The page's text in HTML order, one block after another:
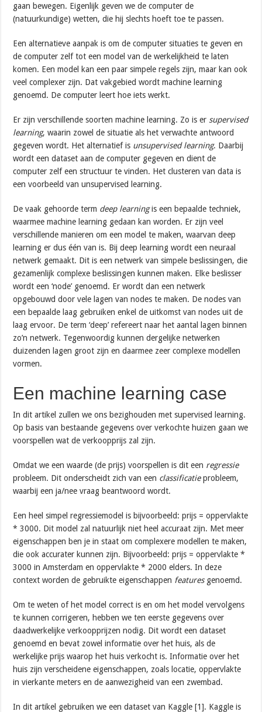
gaan bewegen. Eigenlijk geven we de computer de
(natuurkundige) wetten, die hij slechts hoeft toe te passen.
Een alternatieve aanpak is om de computer situaties te geven en
de computer zelf tot een model van de werkelijkheid te laten
komen. Een model kan een paar simpele regels zijn, maar kan ook
veel complexer zijn. Dat vakgebied wordt machine learning
genoemd. De computer leert hoe iets werkt.
Er zijn verschillende soorten machine learning. Zo is er supervised
learning, waarin zowel de situatie als het verwachte antwoord
gegeven wordt. Het alternatief is unsupervised learning. Daarbij
wordt een dataset aan de computer gegeven en dient de
computer zelf een structuur te vinden. Het clusteren van data is
een voorbeeld van unsupervised learning.
De vaak gehoorde term deep learningis een bepaalde techniek,
waarmee machine learning gedaan kan worden. Er zijn veel
verschillende manieren om een model te maken, waarvan deep
learning er dus één van is. Bij deep learning wordt een neuraal
netwerk gemaakt. Dit is een netwerk van simpele beslissingen, die
gezamenlijk complexe beslissingen kunnen maken. Elke beslisser
wordt een ‘node’ genoemd. Er wordt dan een netwerk
opgebouwd door vele lagen van nodes te maken. De nodes van
een bepaalde laag gebruiken enkel de uitkomst van nodes uit de
laag ervoor. De term ‘deep’ refereert naar het aantal lagen binnen
zo’n netwerk. Tegenwoordig kunnen dergelijke netwerken
duizenden lagen groot zijn en daarmee zeer complexe modellen
vormen.
Een machine learning case
In dit artikel zullen we ons bezighouden met supervised learning.
Op basis van bestaande gegevens over verkochte huizen gaan we
voorspellen wat de verkoopprijs zal zijn.
Omdat we een waarde (de prijs) voorspellen is dit een regressie
probleem. Dit onderscheidt zich van een classificatieprobleem,
waarbij een ja/nee vraag beantwoord wordt.
Een heel simpel regressiemodel is bijvoorbeeld: prijs = oppervlakte
* 3000. Dit model zal natuurlijk niet heel accuraat zijn. Met meer
eigenschappen ben je in staat om complexere modellen te maken,
die ook accurater kunnen zijn. Bijvoorbeeld: prijs = oppervlakte *
3000 in Amsterdam en oppervlakte * 2000 elders. In deze
context worden de gebruikte eigenschappen featuresgenoemd.
Om te weten of het model correct is en om het model vervolgens
te kunnen corrigeren, hebben we ten eerste gegevens over
daadwerkelijke verkoopprijzen nodig. Dit wordt een dataset
genoemd en bevat zowel informatie over het huis, als de
werkelijke prijs waarop het huis verkocht is. Informatie over het
huis zijn verscheidene eigenschappen, zoals locatie, oppervlakte
in vierkante meters en de aanwezigheid van een zwembad.
In dit artikel gebruiken we een dataset van Kaggle [1]. Kaggle is